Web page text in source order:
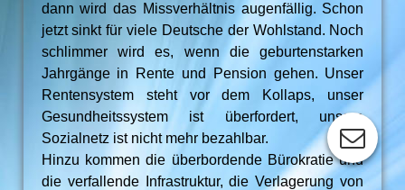
dann wird das Missverhältnis augenfällig. Schon
jetzt sinkt für viele Deutsche der Wohlstand. Noch
schlimmer wird es, wenn die geburtenstarken
Jahrgänge in Rente und Pension gehen. Unser
Rentensystem steht vor dem Kollaps, unser
Gesundheitssystem ist überfordert, unsere
Sozialnetz ist nicht mehr bezahlbar.
Hinzu kommen die überbordende Bürokratie und
die verfallende Infrastruktur, die Verlagerung von